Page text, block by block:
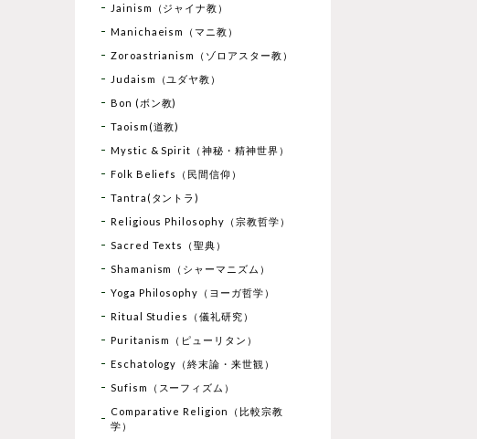
Jainism（ジャイナ教）
Manichaeism（マニ教）
Zoroastrianism（ゾロアスター教）
Judaism（ユダヤ教）
Bon (ボン教)
Taoism(道教)
Mystic & Spirit（神秘・精神世界）
Folk Beliefs（民間信仰）
Tantra(タントラ)
Religious Philosophy（宗教哲学）
Sacred Texts（聖典）
Shamanism（シャーマニズム）
Yoga Philosophy（ヨーガ哲学）
Ritual Studies（儀礼研究）
Puritanism（ピューリタン）
Eschatology（終末論・来世観）
Sufism（スーフィズム）
Comparative Religion（比較宗教
学）